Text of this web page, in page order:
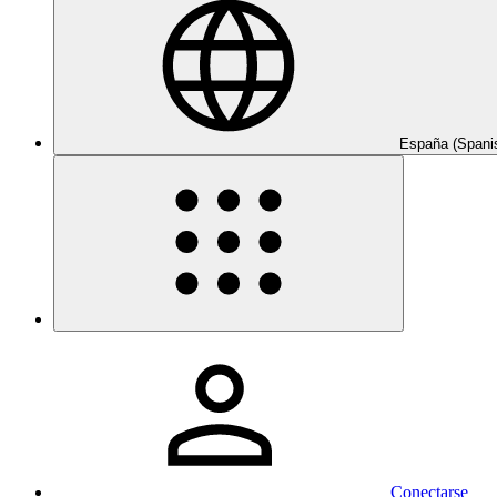
España
Conectarse